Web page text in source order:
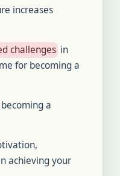
increases
challenges in
for becoming a
becoming a
achieving your